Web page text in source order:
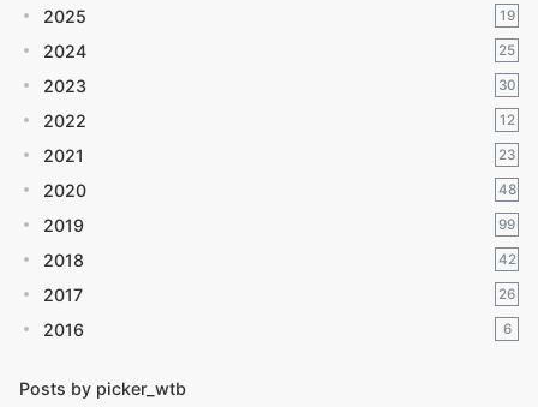
2025 19
2024 25
2023 30
2022 12
2021 23
2020 48
2019 99
2018 42
2017 26
2016 6
Posts by picker_wtb